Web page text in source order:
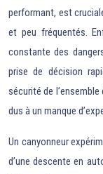
performant, est
et peu fréquentés.
constante des
prise de décision
sécurité de
dus à un manque
Un canyonneur
d’une descente en